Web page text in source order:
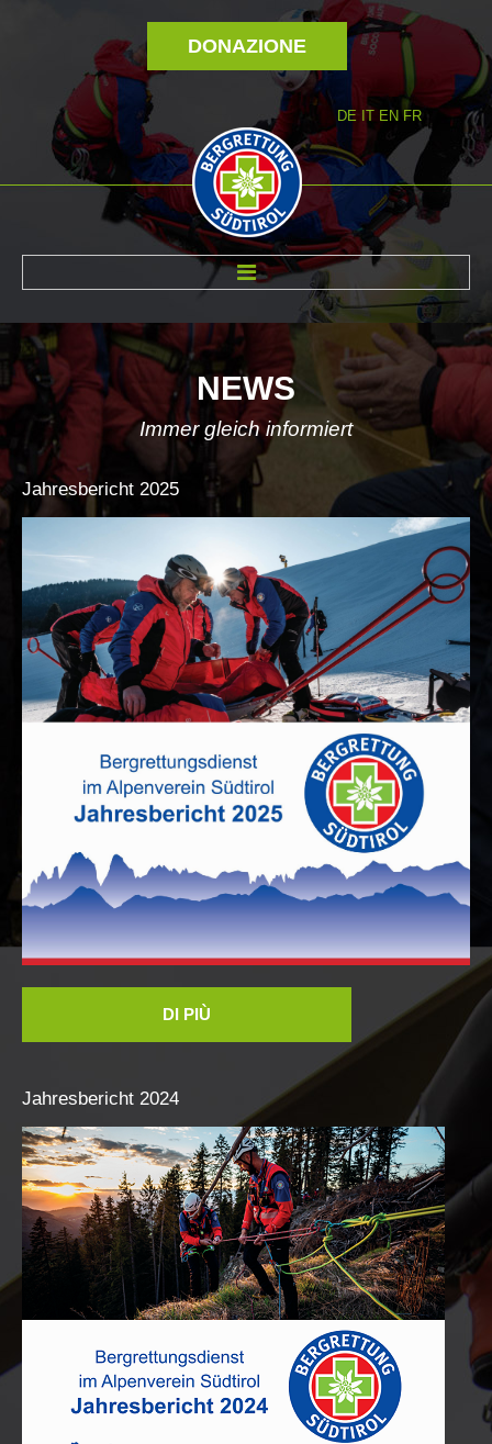
DONAZIONE
DE IT EN FR
La storia
Stazioni del soccorso alpino
NEWS
Immer gleich informiert
Jahresbericht 2025
DI PIÙ
Jahresbericht 2024